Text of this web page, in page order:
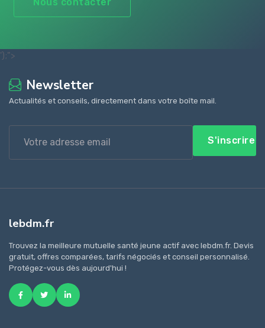
');">
Newsletter
Actualités et conseils, directement dans votre boîte mail.
S'inscrire
lebdm.fr
Trouvez la meilleure mutuelle santé jeune actif avec lebdm.fr. Devis
gratuit, offres comparées, tarifs négociés et conseil personnalisé.
Protégez-vous dès aujourd'hui !